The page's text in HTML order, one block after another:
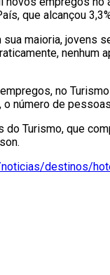
que alcançou
maioria,
nenhum
no
número de
do Turismo, que
destinos/